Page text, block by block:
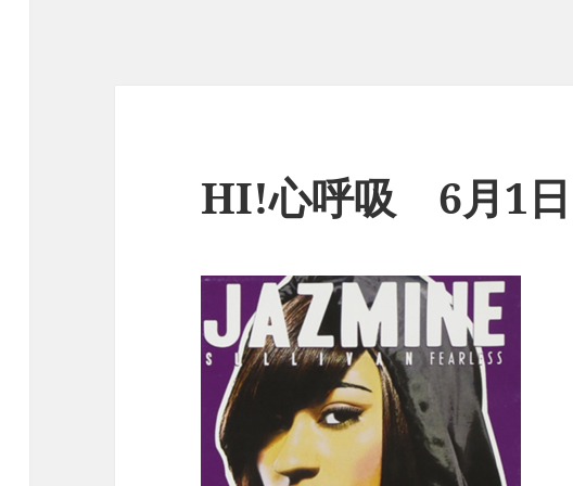
HI!心呼吸 6月1日